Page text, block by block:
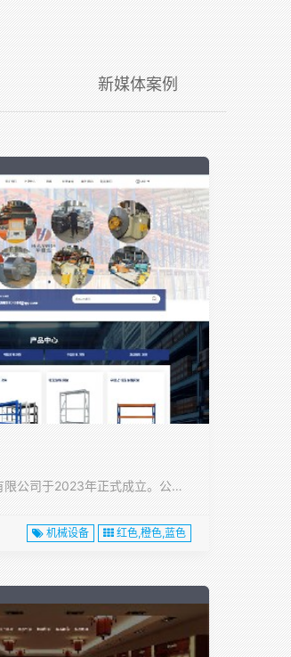
新媒体案例
华建达 货架 山东有限公司于2023年正式成立。公司位于山东···
机械设备 红色,橙色,蓝色